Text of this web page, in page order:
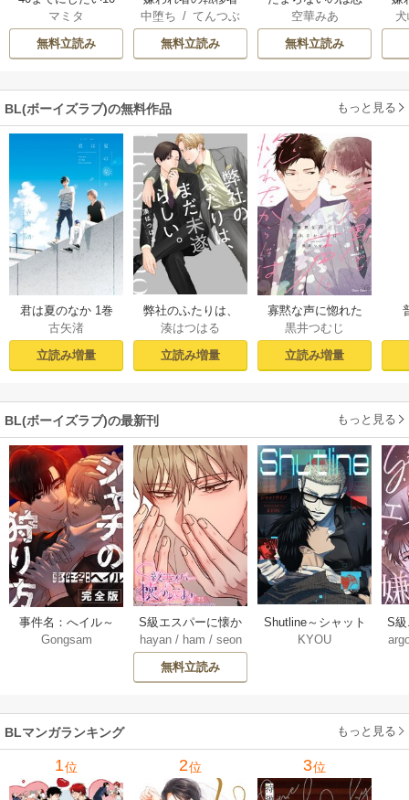
のこと
マミタ
無料立読み
は、出戻った異世
界で溺愛される
中堕ち /てんつぶ
無料立読み
なのか
空華みあ
無料立読み
BL(ボーイズラブ)の無料作品 もっと見る
君は夏のなか 1巻
古矢渚
立読み増量
弊社のふたりは、
まだ未遂らしい。
１【コミックシー
モア限定描き下ろ
湊はつはる
立読み増量
寡黙な声に惚れた
からには【おまけ
付き電子限定版】
黒井つむじ
立読み増量
BL(ボーイズラブ)の最新刊 もっと見る
事件名：へイル～
シャチの狩り方～
Gongsam
S級エスパーに懐か
れてます【タテヨ
ミ】 75巻
hayan/ ham / seon
eedyou
無料立読み
Shutline～シャット
ライン～【タテヨ
KYOU
S
れ
BLマンガランキング もっと見る
1位 2位 3位